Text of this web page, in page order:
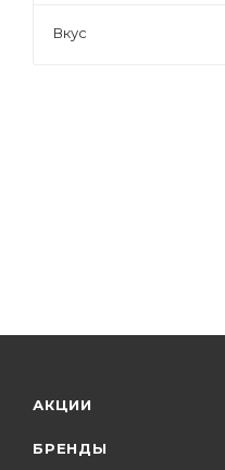
Вкус
АКЦИИ
БРЕНДЫ